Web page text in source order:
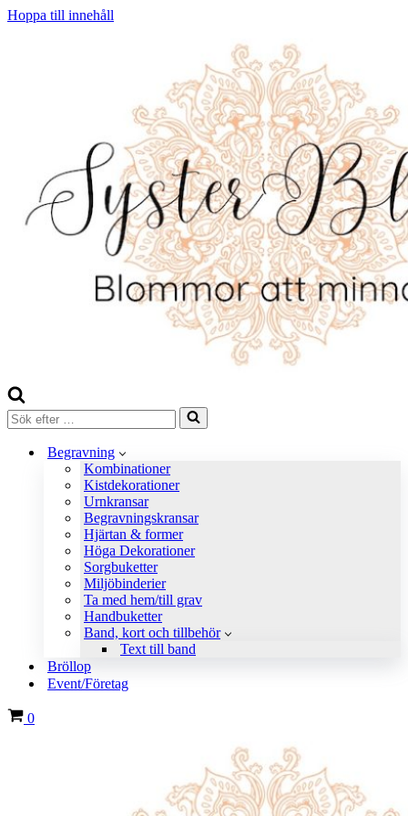
Hoppa till innehåll
Sök
efter
Begravning
Kombinationer
Kistdekorationer
Urnkransar
Begravningskransar
Hjärtan & former
Höga Dekorationer
Sorgbuketter
Miljöbinderier
Ta med hem/till grav
Handbuketter
Band, kort och tillbehör
Text till band
Bröllop
Event/Företag
Varukorg
0